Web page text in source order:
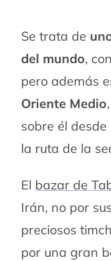
Se trata de
del mundo,
pero además
Oriente Medio
sobre él
la ruta de la
El bazar de
Irán, no por
preciosos
por una gran